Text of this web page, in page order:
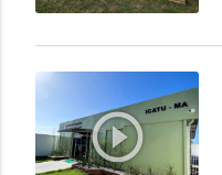
play_circle_outline